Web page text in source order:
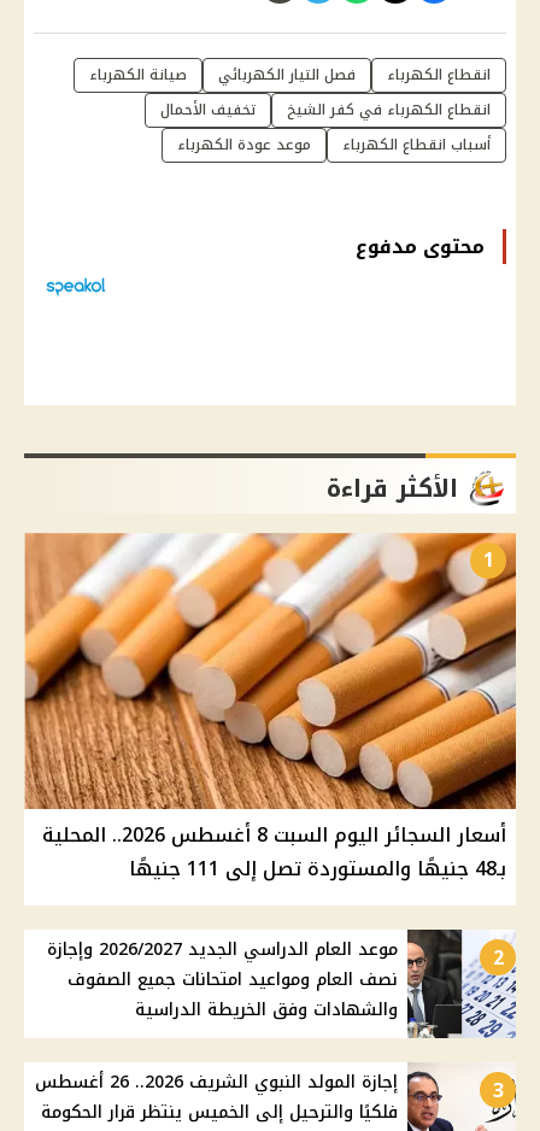
انقطاع الكهرباء فصل التيار الكهربائي
صيانة الكهرباء
انقطاع الكهرباء في كفر الشيخ
تخفيف الأحمال
أسباب انقطاع الكهرباء
موعد عودة الكهرباء
محتوى مدفوع
الأكثر قراءة
1
أسعار السجائر اليوم السبت 8 أغسطس 2026.. المحلية
بـ48 جنيهًا والمستوردة تصل إلى 111 جنيهًا
2
موعد العام الدراسي الجديد 2026/2027 وإجازة
نصف العام ومواعيد امتحانات جميع الصفوف
والشهادات وفق الخريطة الدراسية
3
إجازة المولد النبوي الشريف 2026.. 26 أغسطس
فلكيًا والترحيل إلى الخميس ينتظر قرار الحكومة